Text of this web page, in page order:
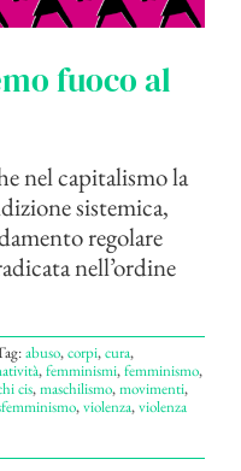
fuoco al
nel capitalismo la
sistemica,
regolare
nell’ordine
abuso,corpi,cura,
,femminismi,femminismo,
cis,maschilismo,movimenti,
,violenza,violenza